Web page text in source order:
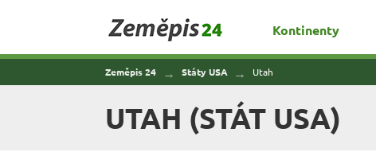
Zeměpis 24 Kontinenty
Zeměpis 24 Státy USA Utah
UTAH (STÁT USA)